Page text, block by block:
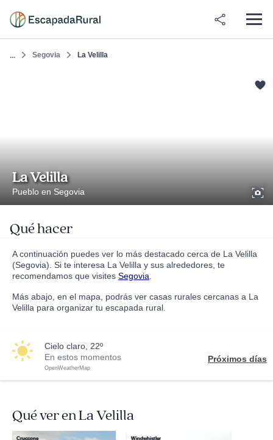
... Segovia La Velilla
La Velilla
Pueblo en Segovia
Qué hacer
A continuación puedes ver lo más destacado cerca de La Velilla
(Segovia). Si te interesa La Velilla y sus alrededores, te
recomendamos que visites Segovia
Más abajo, en el mapa, podrás ver casas rurales cercanas a La
Velilla para organizar tu escapada rural.
cielo claro, 22º
En estos momentos
OpenWeatherMap
Próximos días
Qué ver en La Velilla
Cruccone Windwhistler